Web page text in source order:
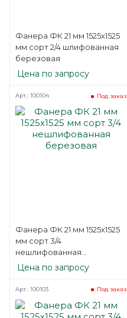
Фанера ФК 21 мм 1525х1525
мм сорт 2/4 шлифованная
березовая
Цена по запросу
Фанера ФК 21 мм 1525х1525
мм сорт 3/4
нешлифованная
березовая
Под заказ
Арт.: 100104
Цена по запросу
Под заказ
Арт.: 100103